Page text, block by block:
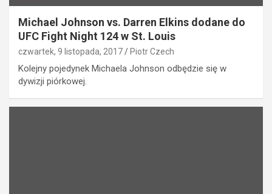
Michael Johnson vs. Darren Elkins dodane do
UFC Fight Night 124 w St. Louis
czwartek, 9 listopada, 2017 Piotr Czech
Kolejny pojedynek Michaela Johnson odbędzie się w
dywizji piórkowej.